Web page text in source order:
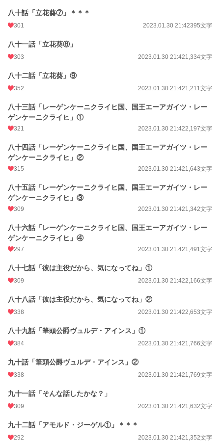
八十話「立花葵⑦」＊＊＊
301 2023.01.30 21:42395文字
八十一話「立花葵⑧」
303 2023.01.30 21:421,334文字
八十二話「立花葵」⑨
352 2023.01.30 21:421,211文字
八十三話「レーゲンケーニクライヒ国、国王エーアガイツ・レー
ゲンケーニクライヒ」①
321 2023.01.30 21:422,197文字
八十四話「レーゲンケーニクライヒ国、国王エーアガイツ・レー
ゲンケーニクライヒ」②
315 2023.01.30 21:421,643文字
八十五話「レーゲンケーニクライヒ国、国王エーアガイツ・レー
ゲンケーニクライヒ」③
309 2023.01.30 21:421,342文字
八十六話「レーゲンケーニクライヒ国、国王エーアガイツ・レー
ゲンケーニクライヒ」④
297 2023.01.30 21:421,491文字
八十七話「彼は主役だから、気になってね」①
309 2023.01.30 21:422,166文字
八十八話「彼は主役だから、気になってね」②
338 2023.01.30 21:422,653文字
八十九話「筆頭公爵ヴュルデ・アインス」①
384 2023.01.30 21:421,766文字
九十話「筆頭公爵ヴュルデ・アインス」②
338 2023.01.30 21:421,769文字
九十一話「そんな話したかな？」
309 2023.01.30 21:421,632文字
九十二話「アモルド・ジーゲル①」＊＊＊
292 2023.01.30 21:421,352文字